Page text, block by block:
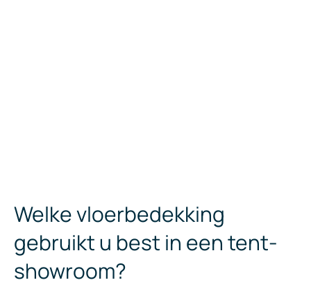
Welke vloerbedekking
gebruikt u best in een tent-
showroom?